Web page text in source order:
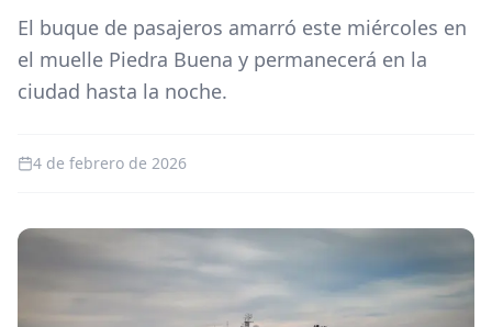
El buque de pasajeros amarró este miércoles en
el muelle Piedra Buena y permanecerá en la
ciudad hasta la noche.
4 de febrero de 2026